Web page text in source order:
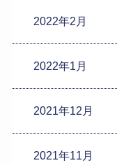
2022年2月
2022年1月
2021年12月
2021年11月